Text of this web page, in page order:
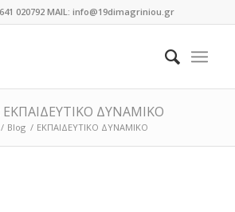
020792 MAIL: info@19dimagriniou.gr
ΕΚΠΑΙΔΕΥΤΙΚΟ ΔΥΝΑΜΙΚΟ
/ Blog / ΕΚΠΑΙΔΕΥΤΙΚΟ ΔΥΝΑΜΙΚΟ